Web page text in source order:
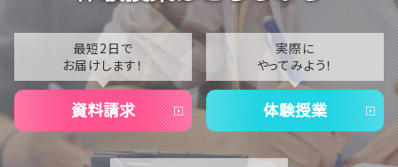
2021
2020
最短2日で
お届けします！
資料請求
実際に
やってみよう！
体験授業